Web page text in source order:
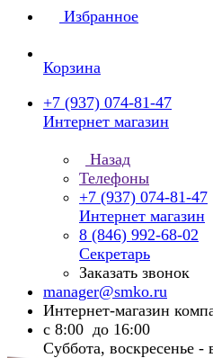
Избранное
Корзина
+7 (937) 074-81-47
Интернет магазин
Назад
Телефоны
+7 (937) 074-81-47
Интернет магазин
8 (846) 992-68-02
Секретарь
Заказать звонок
manager@smko.ru
Интернет-магазин
с 8:00 до 16:00
Суббота, воскресенье -